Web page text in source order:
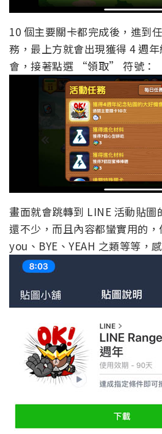
10 個主要關卡都完成後，進到
務，最上方就會出現獲得 4 週
會，接著點選 “領取” 符號：
畫面就會跳轉到 LINE 活動貼圖
還不少，而且內容都蠻實用的
you、BYE、YEAH 之類等等，